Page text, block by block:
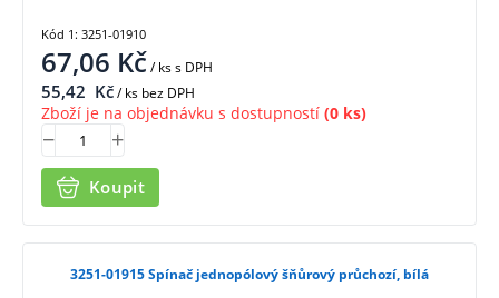
67,06 Kč/ kss DPH
55,42 Kč/ ks bez DPH
Zboží je na objednávku s dostupností (0 ks)
Koupit
Kód 1: 3251-01910
3251-01915 Spínač jednopólový šňůrový průchozí, bílá